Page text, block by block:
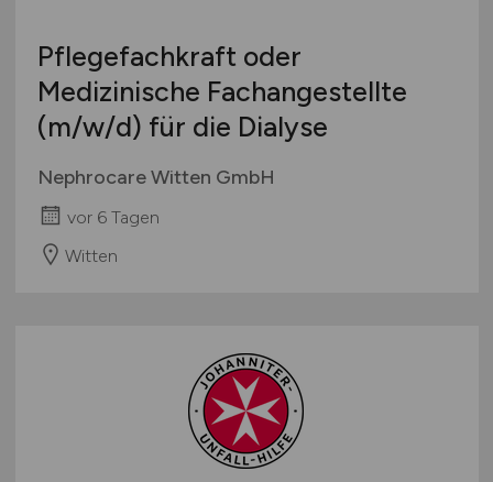
Pflegefachkraft oder
Medizinische Fachangestellte
(m/w/d) für die Dialyse
Nephrocare Witten GmbH
vor 6 Tagen
Witten